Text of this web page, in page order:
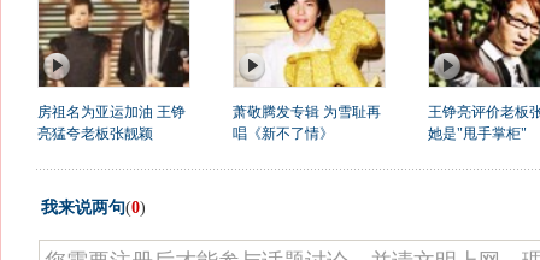
房祖名为亚运加油 王铮
亮猛夸老板张靓颖
萧敬腾发专辑 为雪耻再
唱《新不了情》
王铮亮评价老板
她是"甩手掌柜"
我来说两句(0)